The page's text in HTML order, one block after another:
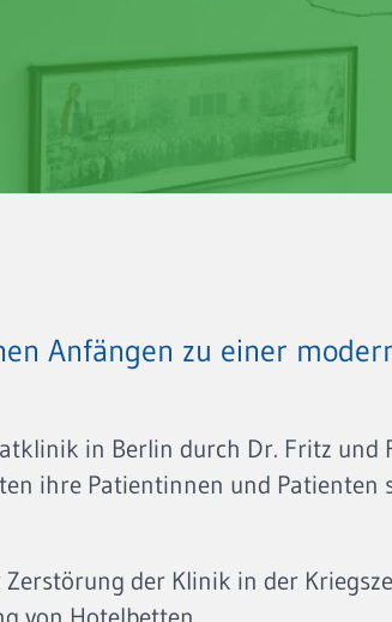
Anfängen zu einer
in Berlin durch Dr. Fritz und
ihre Patientinnen und Patienten
der Klinik in der